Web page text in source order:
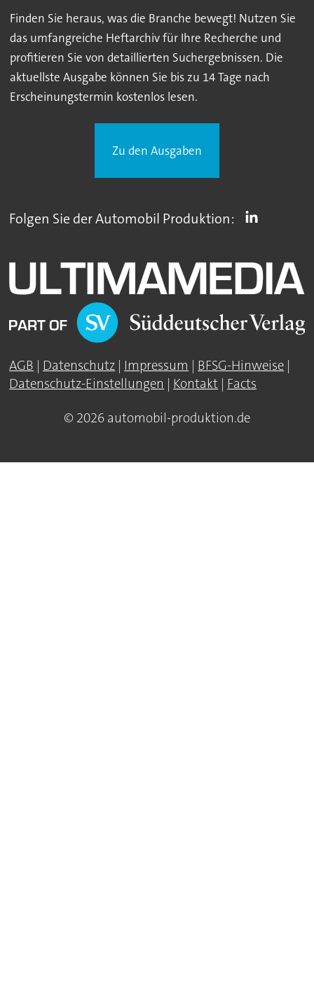
Finden Sie heraus, was die Branche bewegt! Nutzen Sie
das umfangreiche Heftarchiv für Ihre Recherche und
profitieren Sie von detaillierten Suchergebnissen. Die
aktuellste Ausgabe können Sie bis zu 14 Tage nach
Erscheinungstermin kostenlos lesen.
Zu den Ausgaben
Folgen Sie der Automobil Produktion:
AGB | Datenschutz | Impressum | BFSG-Hinweise |
Datenschutz-Einstellungen | Kontakt | Facts
© 2026 automobil-produktion.de